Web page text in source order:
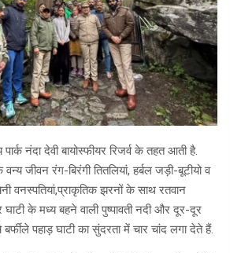
पार्क नंदा देवी बायोस्फीयर रिजर्व के तहत आती है.
जीवन रंग-बिरंगी तितलियां, हर्बल जड़ी-बूटीयो व
वनस्पतियां,प्राकृतिक झरनों के साथ रतवान
के मध्य बहने वाली पुष्पावती नदी और दूर-दूर
पहाड़ घाटी का सुंदरता में चार चांद लगा देते हैं.